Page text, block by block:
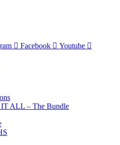
Facebook Youtube
ALL – The Bundle